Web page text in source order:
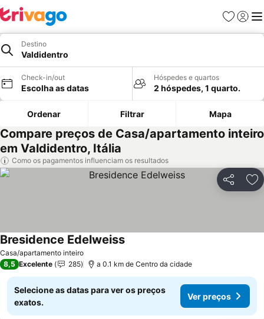
Favoritos
Iniciar
Destino
Valdidentro
Check-in/out
Escolha as datas
Hóspedes e quartos
2 hóspedes, 1 quarto.
Ordenar Filtrar Mapa
Compare preços de Casa/apartamento inteiro
em Valdidentro, Itália
Como os pagamentos influenciam os resultados
Partilhar
Casa/apartamento inteiro
Bresidence Edelweiss
8,5 Excelente 285 a 0.1 km de Centro da cidade
Selecione as datas para ver os preços
exatos.
Ver preços